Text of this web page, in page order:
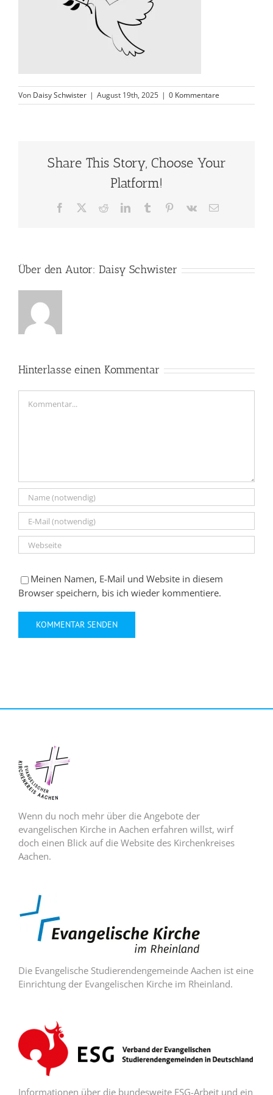
Von Daisy Schwister | August 19th, 2025 | 0 Kommentare
Share This Story, Choose Your
Platform!
Facebook RedditLinkedInTumblr Pinterest
Vk
E-
Über den Autor: Daisy Schwister
Hinterlasse einen Kommentar
Meinen Namen, E-Mail und Website in diesem
Browser speichern, bis ich wieder kommentiere.
Wenn du noch mehr über die Angebote der
evangelischen Kirche in Aachen erfahren willst, wirf
doch einen Blick auf die Website des Kirchenkreises
Aachen.
Die Evangelische Studierendengemeinde Aachen ist eine
Einrichtung der Evangelischen Kirche im Rheinland.
Informationen über die bundesweite ESG-Arbeit und ein